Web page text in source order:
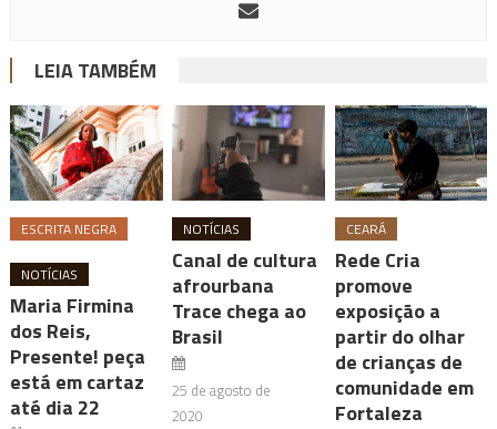
LEIA TAMBÉM
ESCRITA NEGRA
NOTÍCIAS
Maria Firmina
dos Reis,
Presente! peça
está em cartaz
até dia 22
NOTÍCIAS
Canal de cultura
afrourbana
Trace chega ao
Brasil
25 de agosto de
2020
CEARÁ
Rede Cria
promove
exposição a
partir do olhar
de crianças de
comunidade em
Fortaleza